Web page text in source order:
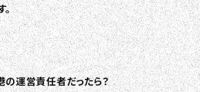
の運営責任者だったら？